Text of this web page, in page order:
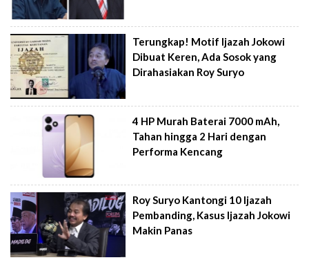
Terungkap! Motif Ijazah Jokowi
Dibuat Keren, Ada Sosok yang
Dirahasiakan Roy Suryo
4 HP Murah Baterai 7000 mAh,
Tahan hingga 2 Hari dengan
Performa Kencang
Roy Suryo Kantongi 10 Ijazah
Pembanding, Kasus Ijazah Jokowi
Makin Panas